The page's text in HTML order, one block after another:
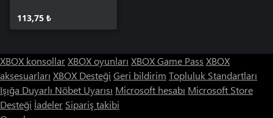
113,75 ₺
XBOX konsollarXBOX oyunları XBOX Game Pass XBOX
aksesuarları XBOX Desteği Geri bildirim Topluluk Standartları
Işığa Duyarlı Nöbet Uyarısı Microsoft hesabı Microsoft Store
Desteği İadeler Sipariş takibi